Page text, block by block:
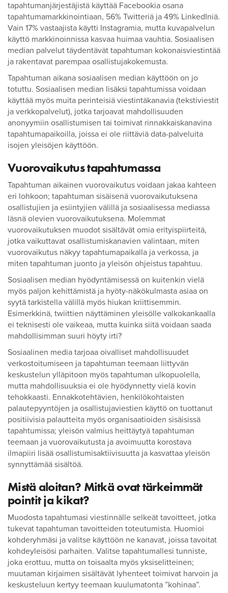
tapahtumanjärjestäjistä käyttää Facebookia osana
tapahtumamarkkinointiaan, 56% Twitteriä ja 49% LinkedIniä.
Vain 17% vastaajista käytti Instagramia, mutta kuvapalvelun
käyttö markkinoinnissa kasvaa huimaa vauhtia. Sosiaalisen
median palvelut täydentävät tapahtuman kokonaisviestintää
ja rakentavat parempaa osallistujakokemusta.
Tapahtuman aikana sosiaalisen median käyttöön on jo
totuttu. Sosiaalisen median lisäksi tapahtumissa voidaan
käyttää myös muita perinteisiä viestintäkanavia (tekstiviestit
ja verkkopalvelut), jotka tarjoavat mahdollisuuden
anonyymiin osallistumisen tai toimivat rinnakkaiskanavina
tapahtumapaikoilla, joissa ei ole riittäviä data-palveluita
isojen yleisöjen käyttöön.
Vuorovaikutus tapahtumassa
Tapahtuman aikainen vuorovaikutus voidaan jakaa kahteen
eri lohkoon; tapahtuman sisäisenä vuorovaikutuksena
osallistujien ja esiintyjien välillä ja sosiaalisessa mediassa
läsnä olevien vuorovaikutuksena. Molemmat
vuorovaikutuksen muodot sisältävät omia erityispiirteitä,
jotka vaikuttavat osallistumiskanavien valintaan, miten
vuorovaikutus näkyy tapahtumapaikalla ja verkossa, ja
miten tapahtuman juonto ja yleisön ohjeistus tapahtuu.
Sosiaalisen median hyödyntämisessä on kuitenkin vielä
myös paljon kehittämistä ja hyöty-näkökulmasta asiaa on
syytä tarkistella välillä myös hiukan kriittisemmin.
Esimerkkinä, twiittien näyttäminen yleisölle valkokankaalla
ei teknisesti ole vaikeaa, mutta kuinka siitä voidaan saada
mahdollisimman suuri höyty irti?
Sosiaalinen media tarjoaa oivalliset mahdollisuudet
verkostoitumiseen ja tapahtuman teemaan liittyvän
keskustelun ylläpitoon myös tapahtuman ulkopuolella,
mutta mahdollisuuksia ei ole hyödynnetty vielä kovin
tehokkaasti. Ennakkotehtävien, henkilökohtaisten
palautepyyntöjen ja osallistujaviestien käyttö on tuottanut
positiivisia palautteita myös organisaatioiden sisäisissä
tapahtumissa; yleisön valmius heittäytyä tapahtuman
teemaan ja vuorovaikutusta ja avoimuutta korostava
ilmapiiri lisää osallistumisaktiivisuutta ja kasvattaa yleisön
synnyttämää sisältöä.
Mistä aloitan? Mitkä ovat tärkeimmät
pointit ja kikat?
Muodosta tapahtumasi viestinnälle selkeät tavoitteet, jotka
tukevat tapahtuman tavoitteiden toteutumista. Huomioi
kohderyhmäsi ja valitse käyttöön ne kanavat, joissa tavoitat
kohdeyleisösi parhaiten. Valitse tapahtumallesi tunniste,
joka erottuu, mutta on toisaalta myös yksiselitteinen;
muutaman kirjaimen sisältävät lyhenteet toimivat harvoin ja
keskusteluun kertyy teemaan kuulumatonta ”kohinaa”.